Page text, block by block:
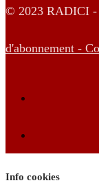
© 2023 RADICI -
d'abonnement -
Info cookies